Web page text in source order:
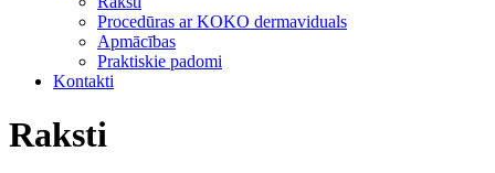
Procedūras ar KOKO dermaviduals
Apmācības
Praktiskie padomi
Kontakti
Raksti